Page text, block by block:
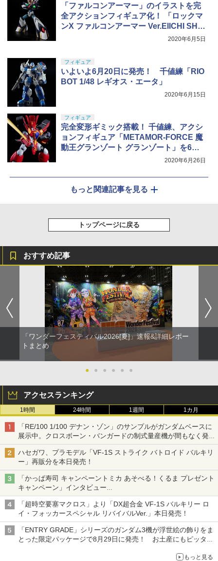
「ファルコンアーマー」のイラストを完
全アクションフィギュア化！ 「ロックマ
ンX ファルコンアーマー Ver.EIICHI SHIM
2020年6月5日
フィギュア
いよいよ6月20日に発売！ 千値練「RIO
BOT 1/48 レギオス・エータ」
2020年6月15日
フィギュア
完全変形ギミック搭載！ 千値練、アクシ
ョンフィギュア「METAMOR-FORCE 魔
動王グランゾート グランゾート」を6月3
2020年6月26日
もっと関連記事を見る
トップページに戻る
おすすめ記事
「ワンダーフェスティバル2026[夏]」速報&詳細レポー
トまとめ
● ● ● ● ● ●
アクセスランキング
1時間 24時間 1週間 1カ月
「RE/100 1/100 デナン・ゾン」のサンプルがガンダムベースに
展示中。クロスボーン・バンガードの制式量産機が間もなく発送
【ガンダムベース撮り下ろし】
ハセガワ、プラモデル「VF-1S ストライク バトロイド バルキリ
ー」再販分を本日発売！
「かっぱ寿司 キャンペーントミカ あそべる！くるま プレゼント
キャンペーン」インタビュー
子どもが楽しめるかっぱ寿司ならではの体験とコラボの楽しさを
追求
「超時空要塞マクロス」より「DX超合金 VF-1S バルキリー ロ
イ・フォッカースペシャル リバイバルVer.」本日発売！
「ENTRY GRADE」シリーズのガンダム3機が浮世絵の飾りをま
とった限定パッケージで8月29日に発売！ お土産にもピッタ
もっと見る